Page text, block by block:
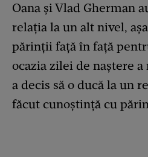
Oana și Vlad Gherman
relația la un alt nivel,
părinții față în față
ocazia zilei de naștere
a decis să o ducă la un
făcut cunoștință cu